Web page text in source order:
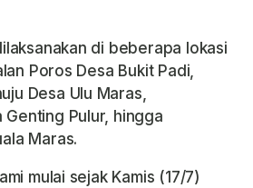
di beberapa lokasi
Poros Desa Bukit Padi,
Desa Ulu Maras,
Pulur, hingga
Maras.
mulai sejak Kamis (17/7)